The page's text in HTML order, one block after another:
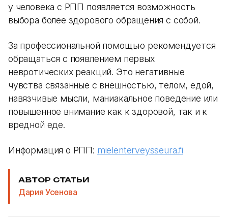
у человека с РПП появляется возможность
выбора более здорового обращения с собой.
За профессиональной помощью рекомендуется
обращаться с появлением первых
невротических реакций. Это негативные
чувства связанные с внешностью, телом, едой,
навязчивые мысли, маниакальное поведение или
повышенное внимание как к здоровой, так и к
вредной еде.
Информация о РПП: mielenterveysseura.fi
АВТОР СТАТЬИ
Дария Усенова